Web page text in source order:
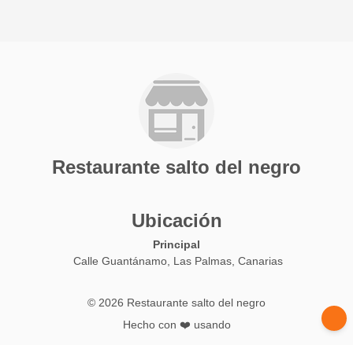
Restaurante salto del negro
Ubicación
Principal
Calle Guantánamo, Las Palmas, Canarias
© 2026 Restaurante salto del negro
Hecho con ❤️ usando